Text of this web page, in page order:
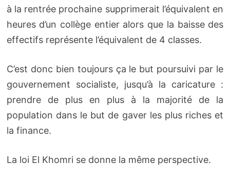
à la rentrée prochaine supprimerait l’équivalent en
heures d’un collège entier alors que la baisse des
effectifs représente l’équivalent de 4 classes.
C’est donc bien toujours ça le but poursuivi par le
gouvernement socialiste, jusqu’à la caricature :
prendre de plus en plus à la majorité de la
population dans le but de gaver les plus riches et
la finance.
La loi El Khomri se donne la même perspective.